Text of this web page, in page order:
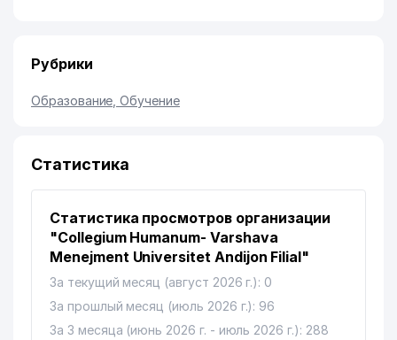
Рубрики
Образование, Обучение
Статистика
Статистика просмотров организации
"Collegium Humanum- Varshava
Menejment Universitet Andijon Filial"
За текущий месяц (август 2026 г.): 0
За прошлый месяц (июль 2026 г.): 96
За 3 месяца (июнь 2026 г. - июль 2026 г.): 288